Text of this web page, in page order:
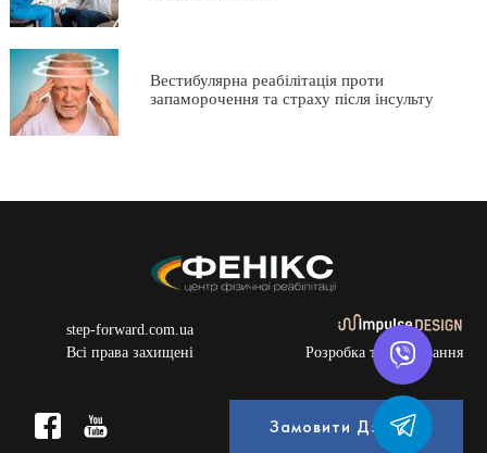
Вестибулярна реабілітація проти
запаморочення та страху після інсульту
step-forward.com.ua
Всі права захищені
Розробка та просування
Замовити Дзвінок